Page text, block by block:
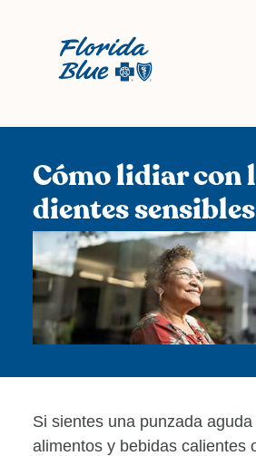
Cómo lidiar con
dientes sensibles
Si sientes una punzada
alimentos y bebidas calientes